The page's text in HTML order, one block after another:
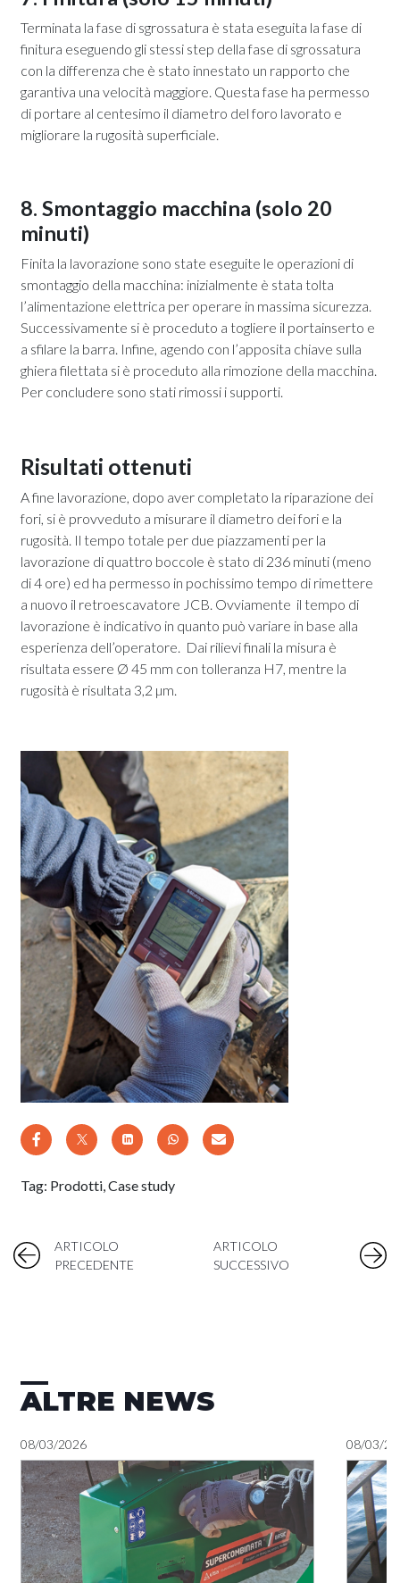
Terminata la fase di sgrossatura è stata eseguita la fase di
finitura eseguendo gli stessi step della fase di sgrossatura
con la differenza che è stato innestato un rapporto che
garantiva una velocità maggiore. Questa fase ha permesso
di portare al centesimo il diametro del foro lavorato e
migliorare la rugosità superficiale.
8. Smontaggio macchina (solo 20
minuti)
Finita la lavorazione sono state eseguite le operazioni di
smontaggio della macchina: inizialmente è stata tolta
l’alimentazione elettrica per operare in massima sicurezza.
Successivamente si è proceduto a togliere il portainserto e
a sfilare la barra. Infine, agendo con l’apposita chiave sulla
ghiera filettata si è proceduto alla rimozione della macchina.
Per concludere sono stati rimossi i supporti.
Risultati ottenuti
A fine lavorazione, dopo aver completato la riparazione dei
fori, si è provveduto a misurare il diametro dei fori e la
rugosità. Il tempo totale per due piazzamenti per la
lavorazione di quattro boccole è stato di 236 minuti (meno
di 4 ore) ed ha permesso in pochissimo tempo di rimettere
a nuovo il retroescavatore JCB. Ovviamente il tempo di
lavorazione è indicativo in quanto può variare in base alla
esperienza dell’operatore. Dai rilievi finali la misura è
risultata essere Ø 45 mm con tolleranza H7, mentre la
rugosità è risultata 3,2 µm.
Tag: Prodotti Case study
ARTICOLO
PRECEDENTE
ARTICOLO
SUCCESSIVO
ALTRE NEWS
08/03/2026 08/03/